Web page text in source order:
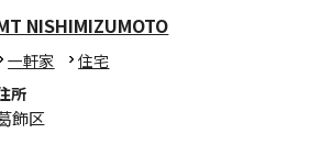
NISHIMIZUMOTO
一軒家
住宅
所
飾区